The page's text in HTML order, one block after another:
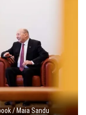
/ Maia Sandu